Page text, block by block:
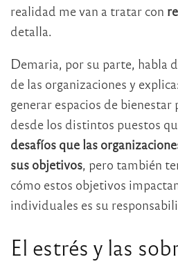
realidad me van a tratar con
detalla.
Demaria, por su parte, habla
de las organizaciones y
generar espacios de
desde los distintos puestos
desafíos que las
sus objetivos, pero también
cómo estos objetivos
individuales es su
El estrés y las